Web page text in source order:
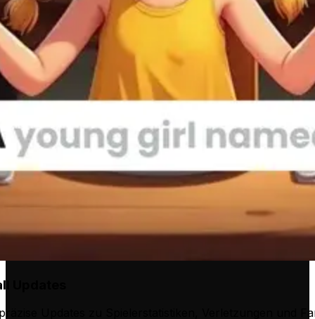
Updates
Updates zu Spielerstatistiken, Verletzungen und